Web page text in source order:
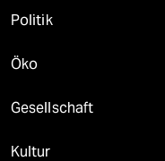
Politik
Öko
Gesellschaft
Kultur